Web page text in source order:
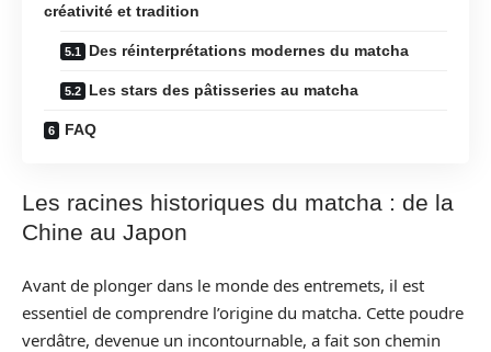
créativité et tradition
Des réinterprétations modernes du matcha
Les stars des pâtisseries au matcha
FAQ
Les racines historiques du matcha : de la
Chine au Japon
Avant de plonger dans le monde des entremets, il est
essentiel de comprendre l’origine du matcha. Cette poudre
verdâtre, devenue un incontournable, a fait son chemin